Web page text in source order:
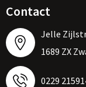
Contact
Jelle
1689 ZX
0229